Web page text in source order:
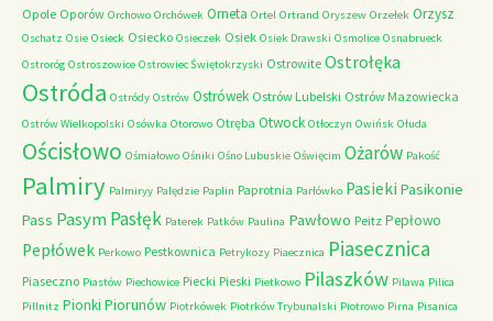
Opole Oporów Orchowo Orchówek Orneta Ortel Ortrand Oryszew Orzełek Orzysz
Oschatz Osie Osieck Osiecko Osieczek Osiek Osiek Drawski Osmolice Osnabrueck
Ostroróg Ostroszowice Ostrowiec Świętokrzyski Ostrowite Ostrołęka
Ostróda Ostródy Ostrów Ostrówek Ostrów Lubelski Ostrów Mazowiecka
Ostrów Wielkopolski Osówka Otorowo Otręba Otwock Otłoczyn Owińsk Ołuda
Ościsłowo Ośmiałowo Ośniki Ośno Lubuskie Oświęcim Ożarów Pakość
Palmiry Palmiryy Palędzie Paplin Paprotnia Parłówko Pasieki Pasikonie
Pass PasymPasłęk Paterek Patków Paulina Pawłowo Peitz Pepłowo
Pepłówek Perkowo Pestkownica Petrykozy Piaecznica Piasecznica
Piaseczno Piastów Piechowice Piecki Pieski Pietkowo Pilaszków Pilawa Pilica
Pillnitz Pionki Piorunów Piotrkówek Piotrków Trybunalski Piotrowo Pirna Pisanica